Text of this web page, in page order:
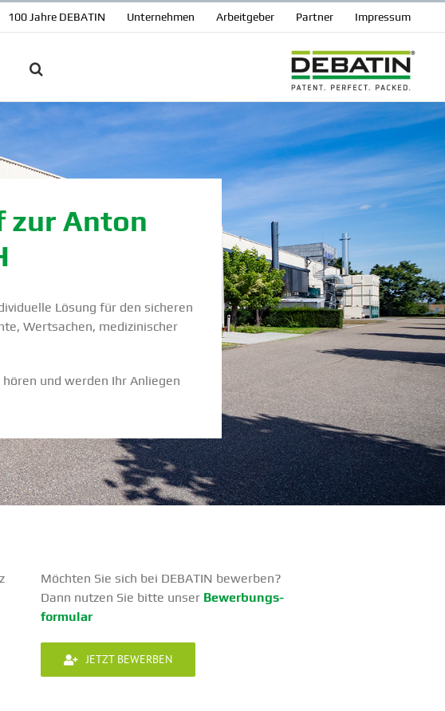
100 Jahre DEBATIN Unter­nehmen Arbeit­geber Partner Impressum
zur Anton
Lösung für den sicheren
Wertsachen, medizi­ni­scher
und werden Ihr Anliegen
Möchten Sie sich bei DEBATIN bewerben?
Dann nutzen Sie bitte unser Bewer­bungs­
for­mular
JETZT BEWERBEN